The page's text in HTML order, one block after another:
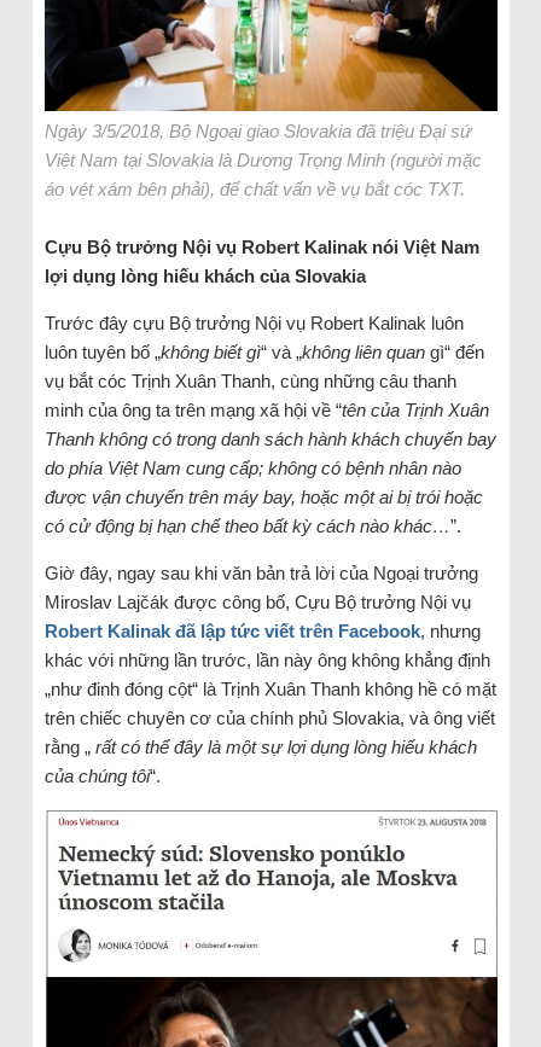
Ngày 3/5/2018, Bộ Ngoại giao Slovakia đã triệu Đại sứ
Việt Nam tại Slovakia là Dương Trọng Minh (người mặc
áo vét xám bên phải), để chất vấn về vụ bắt cóc TXT.
Cựu Bộ trưởng Nội vụ Robert Kalinak nói Việt Nam
lợi dụng lòng hiếu khách của Slovakia
Trước đây cựu Bộ trưởng Nội vụ Robert Kalinak luôn
luôn tuyên bố „không biết gì“ và „không liên quangì“ đến
vụ bắt cóc Trịnh Xuân Thanh, cùng những câu thanh
minh của ông ta trên mạng xã hội về “tên của Trịnh Xuân
Thanh không có trong danh sách hành khách chuyến bay
do phía Việt Nam cung cấp; không có bệnh nhân nào
được vận chuyển trên máy bay, hoặc một ai bị trói hoặc
có cử động bị hạn chế theo bất kỳ cách nào khác…”.
Giờ đây, ngay sau khi văn bản trả lời của Ngoại trưởng
Miroslav Lajčák được công bố, Cựu Bộ trưởng Nội vụ
Robert Kalinak đã lập tức viết trên Facebook, nhưng
khác với những lần trước, lần này ông không khẳng định
„như đinh đóng cột“ là Trịnh Xuân Thanh không hề có mặt
trên chiếc chuyên cơ của chính phủ Slovakia, và ông viết
rằng „ rất có thể đây là một sự lợi dụng lòng hiếu khách
của chúng tôi“.